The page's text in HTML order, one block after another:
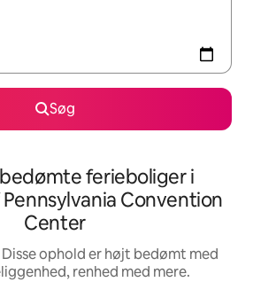
Søg
ferieboliger i
Convention
Center
ophold er højt bedømt med
renhed med mere.